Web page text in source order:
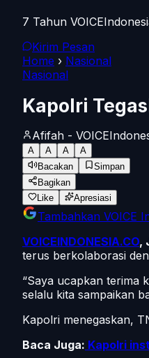
7 Tahun
Kirim Pesan
Home › Nasional
Nasional
Kapolri
Afifah -
A A A
A
Bacakan
Simpan
Bagikan
Like
Apresiasi
Tambahkan VOICE
VOICEINDONESIA.CO,
terus berkolaborasi
“Saya ucapkan terima
selalu kita sampaikan
Kapolri menegaskan,
Baca Juga: Kapolri